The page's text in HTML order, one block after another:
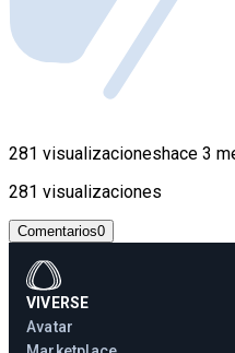
281 visualizacioneshace 3
281 visualizaciones
Comentarios0
VIVERSE
Avatar